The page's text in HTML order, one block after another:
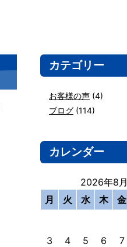
カテゴリー
お客様の声 (4)
ブログ (114)
カレンダー
2026年8月
月
火 水 木 金
3
4 5 6 7